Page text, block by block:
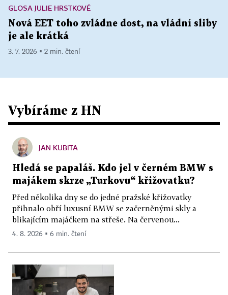
GLOSA JULIE HRSTKOVÉ
Nová EET toho zvládne dost, na vládní sliby
je ale krátká
3. 7. 2026 ▪ 2 min. čtení
Vybíráme z HN
JAN KUBITA
Hledá se papaláš. Kdo jel v černém BMW s
majákem skrze „Turkovu“ křižovatku?
Před několika dny se do jedné pražské křižovatky
přihnalo obří luxusní BMW se začerněnými skly a
blikajícím majáčkem na střeše. Na červenou...
4. 8. 2026 ▪ 6 min. čtení